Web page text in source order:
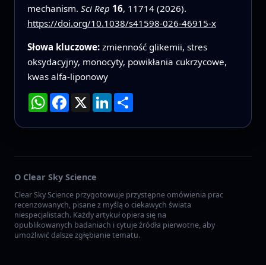
mechanism. Sci Rep 16, 11714 (2026).
https://doi.org/10.1038/s41598-026-46915-x
Słowa kluczowe: zmienność glikemii, stres
oksydacyjny, monocyty, powikłania cukrzycowe,
kwas alfa-liponowy
WhatsApp
Facebook
X LinkedInPodziel
się
O Clear Sky Science
Clear Sky Science przygotowuje przystępne omówienia prac
recenzowanych, pisane z myślą o ciekawych świata
niespecjalistach. Każdy artykuł opiera się na
opublikowanych badaniach i cytuje źródła pierwotne, aby
umożliwić dalsze zgłębianie tematu.